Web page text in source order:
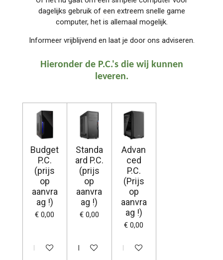
dagelijks gebruik of een extreem snelle game
computer, het is allemaal mogelijk.
Informeer vrijblijvend en laat je door ons adviseren.
Hieronder de P.C.'s die wij kunnen
leveren.
Budget
P.C.
(prijs
op
aanvra
ag !)
€ 0,00
In winkelwagen
Standa
ard P.C.
(prijs
op
aanvra
ag !)
€ 0,00
In winkelwagen
Advan
ced
P.C.
(Prijs
op
aanvra
ag !)
€ 0,00
In winkelwagen